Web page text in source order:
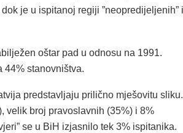
je u ispitanoj regiji ”neopredijeljenih”
oštar pad u odnosu na 1991.
44% stanovništva.
predstavljaju prilično mješovitu sliku.
velik broj pravoslavnih (35%) i 8%
se u BiH izjasnilo tek 3% ispitanika.